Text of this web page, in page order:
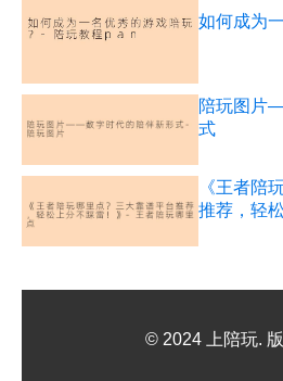
如何成为
陪玩图片
式
《王者陪
推荐，轻
© 2024 上陪玩.